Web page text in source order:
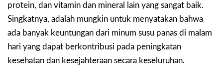
protein, dan vitamin dan mineral lain yang sangat baik.
Singkatnya, adalah mungkin untuk menyatakan bahwa
ada banyak keuntungan dari minum susu panas di malam
hari yang dapat berkontribusi pada peningkatan
kesehatan dan kesejahteraan secara keseluruhan.